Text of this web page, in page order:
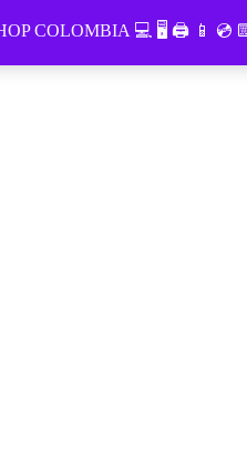
SHOP COLOMBIA 💻 🖥 🖨 📱